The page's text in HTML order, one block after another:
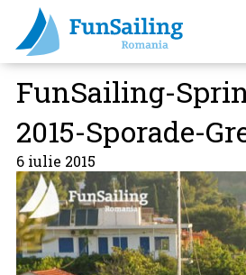
FunSailing-
2015-Sporade-
6 iulie 2015